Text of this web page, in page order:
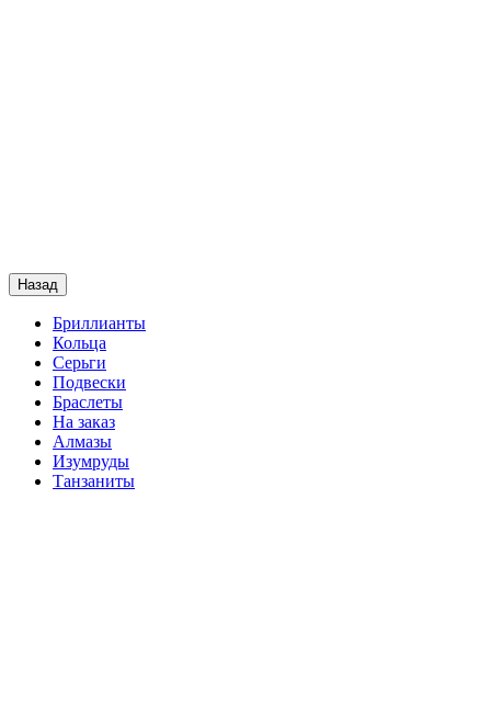
Назад
Бриллианты
Кольца
Серьги
Подвески
Браслеты
На заказ
Алмазы
Изумруды
Танзаниты